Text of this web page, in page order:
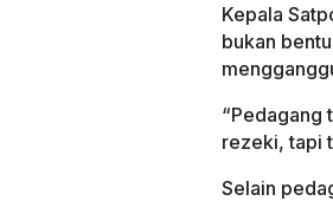
Kepala
bukan
“Pedagang
rezeki, tapi
Selain